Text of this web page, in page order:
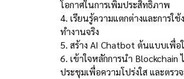
โอกาศในการเพิ่มประสิทธิภาพ
4. เรียนรู้ความแตกต่างและการใ
ทำงานจริง
5. สร้าง AI Chatbot ต้นแบบเพื่
6. เข้าใจหลักการนำ Blockchain
ประชุมเพื่อความโปร่งใส และตรว